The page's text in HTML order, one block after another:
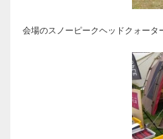
会場のスノーピークヘッドクォータ